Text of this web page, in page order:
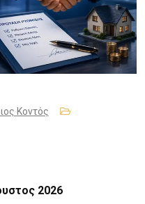
Κοντός
2026